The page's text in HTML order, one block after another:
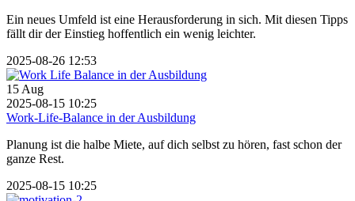
Ein neues Umfeld ist eine Herausforderung in sich. Mit diesen Tipps
fällt dir der Einstieg hoffentlich ein wenig leichter.
2025-08-26 12:53
15 Aug
2025-08-15 10:25
Work-Life-Balance in der Ausbildung
Planung ist die halbe Miete, auf dich selbst zu hören, fast schon der
ganze Rest.
2025-08-15 10:25